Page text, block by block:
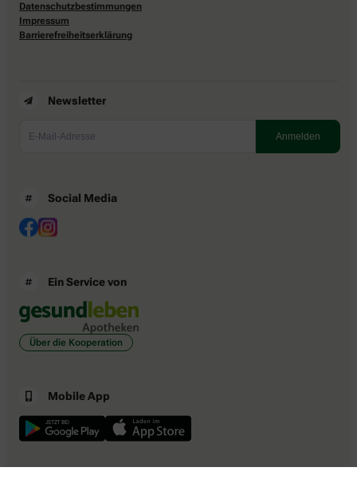
Datenschutzbestimmungen
Impressum
Barrierefreiheitserklärung
Newsletter
Social Media
Ein Service von
Über die Kooperation
Mobile App